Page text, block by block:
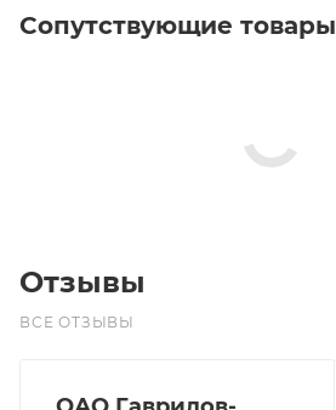
Сопутствующие товары
Отзывы
ВСЕ ОТЗЫВЫ